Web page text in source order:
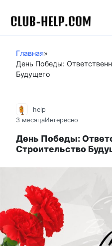
контенту
Главная»
День Победы:
Будущего
help
3 месяцаИнтересно
День Победы:
Строительство